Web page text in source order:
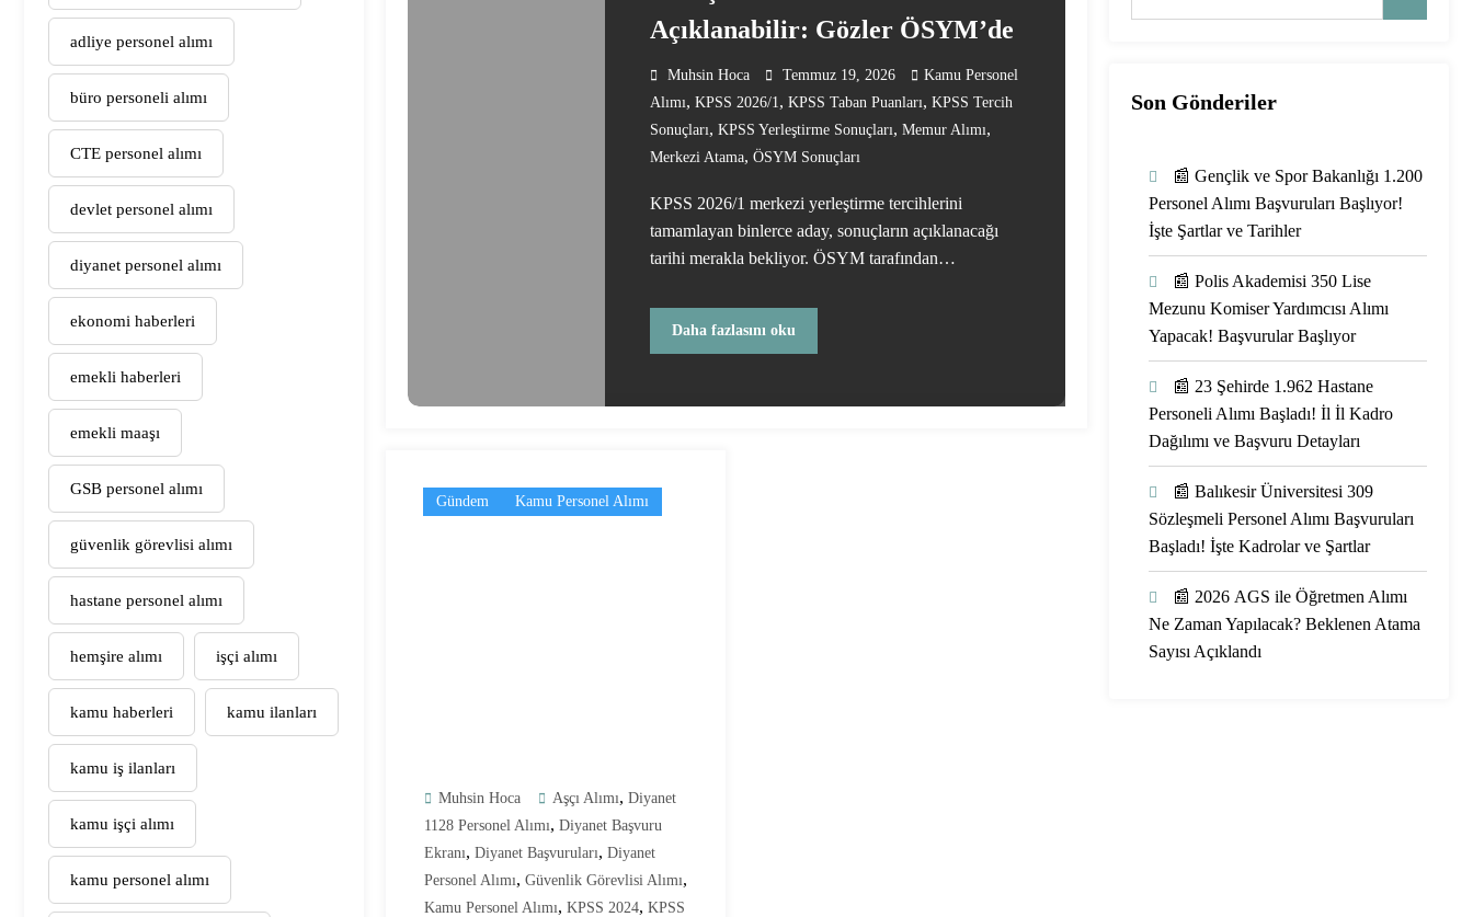
adliye personel alımı
büro personeli alımı
CTE personel alımı
devlet personel alımı
diyanet personel alımı
ekonomi haberleri
emekli haberleri
emekli maaşı
GSB personel alımı
güvenlik görevlisi alımı
hastane personel alımı
hemşire alımı işçi alımı
kamu haberleri kamu ilanları
kamu iş ilanları
kamu işçi alımı
kamu personel alımı
Açıklanabilir: Gözler ÖSYM’de
Muhsin Hoca Temmuz 19, 2026
Kamu Personel
Alımı, KPSS 2026/1 , KPSS Taban Puanları, KPSS Tercih
Sonuçları, KPSS Yerleştirme Sonuçları, Memur Alımı,
Merkezi Atama, ÖSYM Sonuçları
KPSS 2026/1 merkezi yerleştirme tercihlerini
tamamlayan binlerce aday, sonuçların açıklanacağı
tarihi merakla bekliyor. ÖSYM tarafından…
Daha fazlasını oku
Gündem Kamu Personel Alımı
Muhsin Hoca Aşçı Alımı, Diyanet
1128 Personel Alımı, Diyanet Başvuru
Ekranı, Diyanet Başvuruları, Diyanet
Personel Alımı, Güvenlik Görevlisi Alımı,
Kamu Personel Alımı, KPSS 2024, KPSS
Son Gönderiler
📰 Gençlik ve Spor Bakanlığı 1.200
Personel Alımı Başvuruları Başlıyor!
İşte Şartlar ve Tarihler
📰 Polis Akademisi 350 Lise
Mezunu Komiser Yardımcısı Alımı
Yapacak! Başvurular Başlıyor
📰 23 Şehirde 1.962 Hastane
Personeli Alımı Başladı! İl İl Kadro
Dağılımı ve Başvuru Detayları
📰 Balıkesir Üniversitesi 309
Sözleşmeli Personel Alımı Başvuruları
Başladı! İşte Kadrolar ve Şartlar
📰 2026 AGS ile Öğretmen Alımı
Ne Zaman Yapılacak? Beklenen Atama
Sayısı Açıklandı